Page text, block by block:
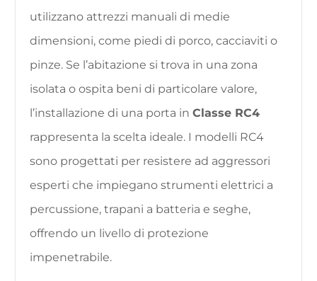
utilizzano attrezzi manuali di medie
dimensioni, come piedi di porco, cacciaviti o
pinze. Se l’abitazione si trova in una zona
isolata o ospita beni di particolare valore,
l’installazione di una porta inClasse RC4
rappresenta la scelta ideale. I modelli RC4
sono progettati per resistere ad aggressori
esperti che impiegano strumenti elettrici a
percussione, trapani a batteria e seghe,
offrendo un livello di protezione
impenetrabile.